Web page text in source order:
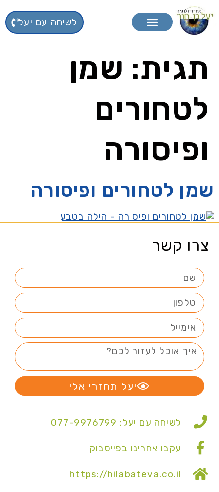
לשיחה עם יעל
תגית: שמן
לטחורים
ופיסורה
שמן לטחורים ופיסורה
צרו קשר
יעל תחזרי אלי
לשיחה עם יעל: 077-9976799
עקבו אחרינו בפייסבוק
https://hilabateva.co.il